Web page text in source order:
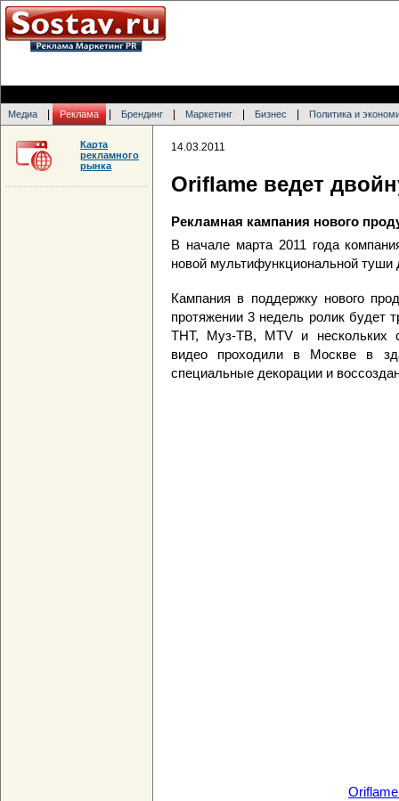
Медиа Реклама Брендинг Маркетинг Бизнес Политика и
14.03.2011
Oriflame ведет
Рекламная кампания нового
В начале марта 2011 года
новой мультифункциональной туши
Кампания в поддержку нового
протяжении 3 недель ролик будет
ТНТ, Муз-ТВ, MTV и нескольких
видео проходили в Москве в
специальные декорации и
Карта
рекламного
рынка